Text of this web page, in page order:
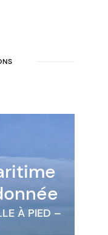
À PIED –